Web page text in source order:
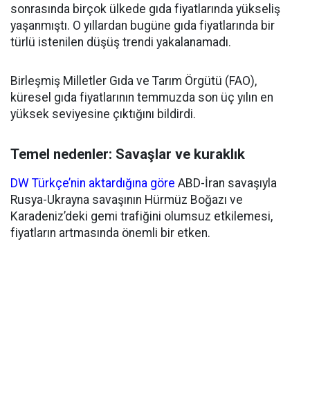
sonrasında birçok ülkede gıda fiyatlarında yükseliş
yaşanmıştı. O yıllardan bugüne gıda fiyatlarında bir
türlü istenilen düşüş trendi yakalanamadı.
Birleşmiş Milletler Gıda ve Tarım Örgütü (FAO),
küresel gıda fiyatlarının temmuzda son üç yılın en
yüksek seviyesine çıktığını bildirdi.
Temel nedenler: Savaşlar ve kuraklık
DW Türkçe’nin aktardığına göre ABD-İran savaşıyla
Rusya-Ukrayna savaşının Hürmüz Boğazı ve
Karadeniz’deki gemi trafiğini olumsuz etkilemesi,
fiyatların artmasında önemli bir etken.